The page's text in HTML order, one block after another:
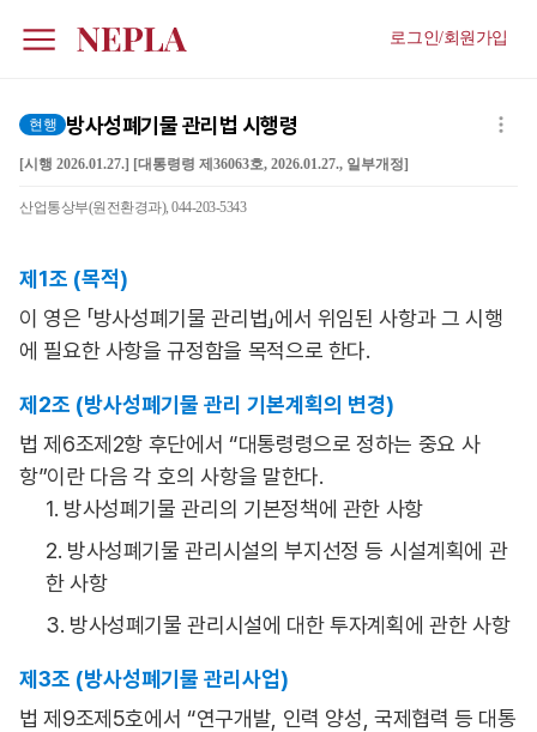
로그인/회원가입
현행 방사성폐기물 관리법 시행령
[시행 2026.01.27.] [대통령령 제36063호, 2026.01.27., 일부개정]
산업통상부(원전환경과), 044-203-5343
제1조 (목적)
이 영은 「방사성폐기물 관리법」에서 위임된 사항과 그 시행
에 필요한 사항을 규정함을 목적으로 한다.
제2조 (방사성폐기물 관리 기본계획의 변경)
법 제6조제2항 후단에서 “대통령령으로 정하는 중요 사
항”이란 다음 각 호의 사항을 말한다.
1. 방사성폐기물 관리의 기본정책에 관한 사항
2. 방사성폐기물 관리시설의 부지선정 등 시설계획에 관
한 사항
3. 방사성폐기물 관리시설에 대한 투자계획에 관한 사항
제3조 (방사성폐기물 관리사업)
법 제9조제5호에서 “연구개발, 인력 양성, 국제협력 등 대통